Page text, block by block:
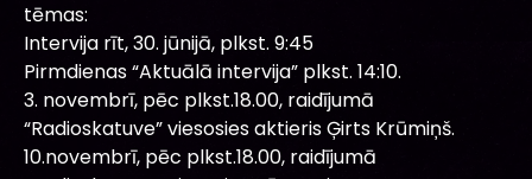
tēmas:
Intervija rīt, 30. jūnijā, plkst. 9:45
Pirmdienas “Aktuālā intervija” plkst. 14:10.
3. novembrī, pēc plkst.18.00, raidījumā
“Radioskatuve” viesosies aktieris Ģirts Krūmiņš.
10.novembrī, pēc plkst.18.00, raidījumā